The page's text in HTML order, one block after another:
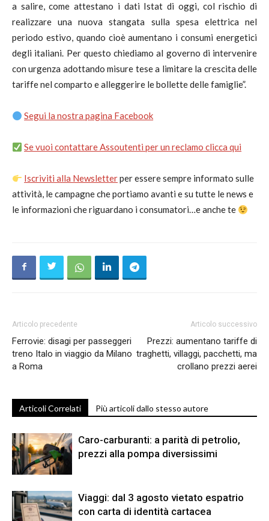
a salire, come attestano i dati Istat di oggi, col rischio di
realizzare una nuova stangata sulla spesa elettrica nel
periodo estivo, quando cioè aumentano i consumi energetici
degli italiani. Per questo chiediamo al governo di intervenire
con urgenza adottando misure tese a limitare la crescita delle
tariffe nel comparto e alleggerire le bollette delle famiglie”.
Segui la nostra pagina Facebook
Se vuoi contattare Assoutenti per un reclamo clicca qui
Iscriviti alla Newsletterper essere sempre informato sulle
attività, le campagne che portiamo avanti e su tutte le news e
le informazioni che riguardano i consumatori…e anche te
Articolo precedente
Ferrovie: disagi per passeggeri
treno Italo in viaggio da Milano
a Roma
Articolo successivo
Prezzi: aumentano tariffe di
traghetti, villaggi, pacchetti, ma
crollano prezzi aerei
Articoli Correlati Più articoli dallo stesso autore
Caro-carburanti: a parità di petrolio,
prezzi alla pompa diversissimi
Viaggi: dal 3 agosto vietato espatrio
con carta di identità cartacea